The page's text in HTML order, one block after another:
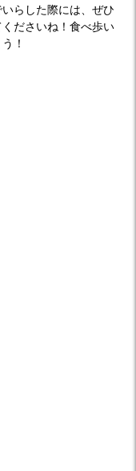
らした際には、ぜひ
ださいね！食べ歩い
！